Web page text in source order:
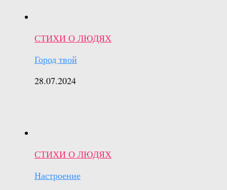
СТИХИ О ЛЮДЯХ
Город твой
28.07.2024
СТИХИ О ЛЮДЯХ
Настроение